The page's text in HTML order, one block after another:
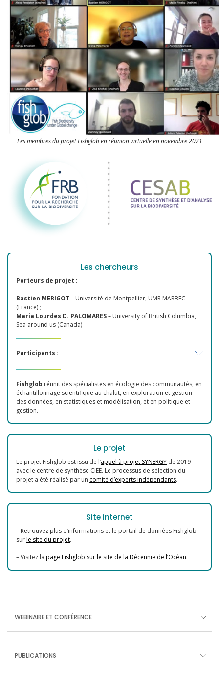
Les membres du projet Fishglob en réunion virtuelle en novembre 2021
Les chercheurs
Porteurs de projet :
Bastien MERIGOT – Université de Montpellier, UMR MARBEC
(France) ;
Maria Lourdes D. PALOMARES– University of British Columbia,
Sea around us (Canada)
Participants :
Fishglob réunit des spécialistes en écologie des communautés, en
échantillonnage scientifique au chalut, en exploration et gestion
des données, en statistiques et modélisation, et en politique et
gestion.
Le projet
Le projet Fishglob est issu de l’appel à projet SYNERGY de 2019
avec le centre de synthèse CIEE. Le processus de sélection du
projet a été réalisé par un comité d’experts indépendants.
Site internet
– Retrouvez plus d’informations et le portail de données Fishglob
surle site du projet.
– Visitez la page Fishglob sur le site de la Décennie de l’Océan.
WEBINAIRE ET CONFÉRENCE
PUBLICATIONS